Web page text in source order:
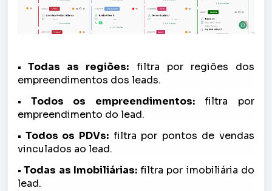
• Todas as regiões: filtra por regiões dos
empreendimentos dos leads.
• Todos os empreendimentos:filtra por
empreendimento do lead.
• Todos os PDVs:filtra por pontos de vendas
vinculados ao lead.
• Todas as Imobiliárias:filtra por imobiliária do
lead.